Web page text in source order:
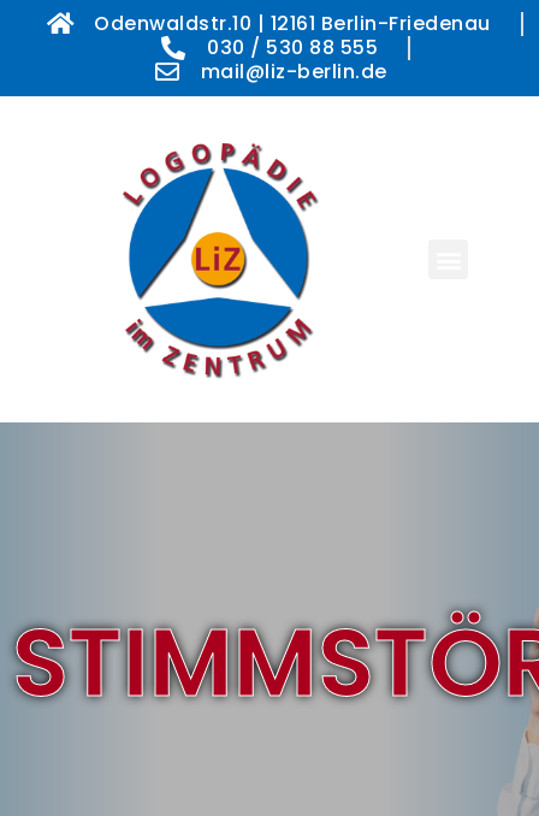
Odenwaldstr.10 | 12161 Berlin-Friedenau
030 / 530 88 555
mail@liz-berlin.de